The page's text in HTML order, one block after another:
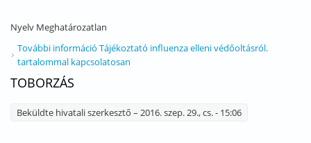
Nyelv Meghatározatlan
További információ Tájékoztató influenza elleni védőoltásról.
tartalommal kapcsolatosan
TOBORZÁS
Beküldte hivatali szerkesztő – 2016. szep. 29., cs. - 15:06